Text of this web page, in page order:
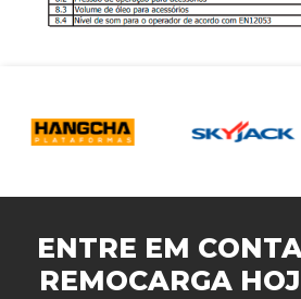
ENTRE EM
REMOCARGA